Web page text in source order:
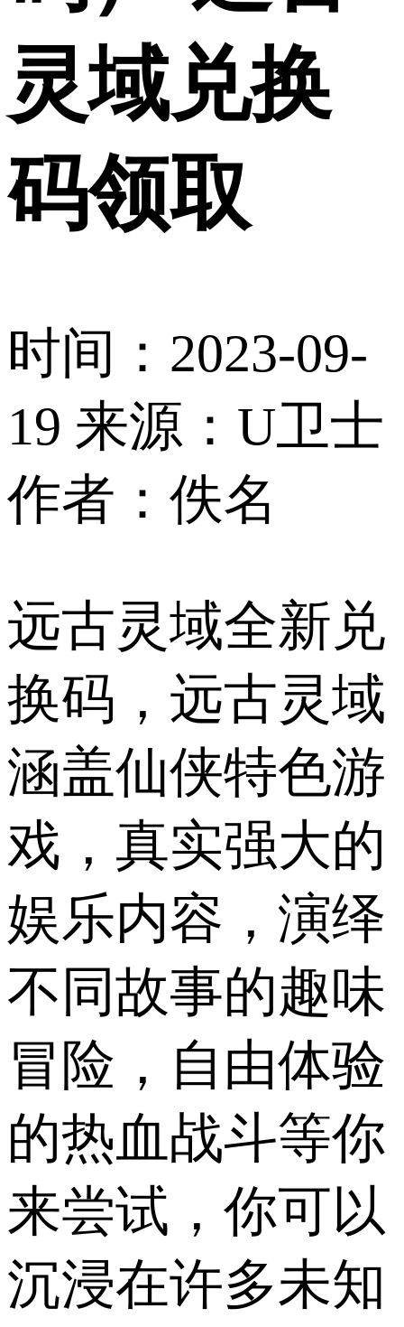
灵域兑换
码领取
时间：2023-09-
19 来源：U卫士
作者：佚名
远古灵域全新兑
换码，远古灵域
涵盖仙侠特色游
戏，真实强大的
娱乐内容，演绎
不同故事的趣味
冒险，自由体验
的热血战斗等你
来尝试，你可以
沉浸在许多未知